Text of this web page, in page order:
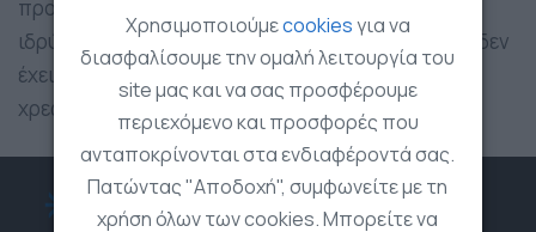
Χρησιμοποιούμεcookiesγια να
διασφαλίσουμε την ομαλή λειτουργία του
site μας και να σας προσφέρουμε
περιεχόμενο και προσφορές που
ανταποκρίνονται στα ενδιαφέροντά σας.
Πατώντας "Αποδοχή", συμφωνείτε με τη
χρήση όλων των cookies. Μπορείτε να
προαναφερόμενου χρηματοπιστωτικού
ιδρύματος. Η Επιχείρηση μας δεν αποθηκεύει και δεν
έχει πρόσβαση στα στοιχεία της πιστωτικής/
χρεωστικής/προπληρωμένης κάρτας σας.